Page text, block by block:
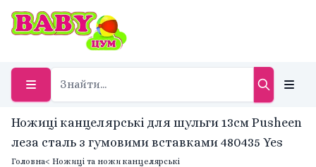
Ножиці канцелярські для шульги 13см Pusheen
леза сталь з гумовими вставками 480435 Yes
Головна< Ножиці та ножи канцелярські